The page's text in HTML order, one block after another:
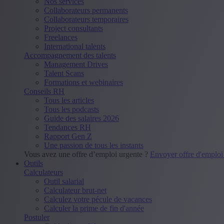
Collaborateurs permanents
Collaborateurs temporaires
Project consultants
Freelances
International talents
Accompagnement des talents
Management Drives
Talent Scans
Formations et webinaires
Conseils RH
Tous les articles
Tous les podcasts
Guide des salaires 2026
Tendances RH
Rapport Gen Z
Une passion de tous les instants
Vous avez une offre d’emploi urgente ? Envoyer offre
Outils
Calculateurs
Outil salarial
Calculateur brut-net
Calculez votre pécule de vacances
Calculer la prime de fin d'année
Postuler